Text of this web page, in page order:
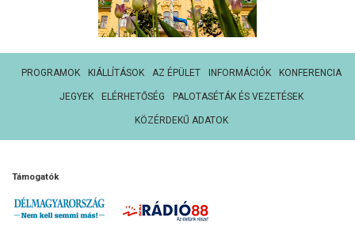
PROGRAMOK KIÁLLÍTÁSOK AZ ÉPÜLET INFORMÁCIÓK KONFERENCIA
JEGYEK ELÉRHETŐSÉG PALOTASÉTÁK ÉS VEZETÉSEK
KÖZÉRDEKŰ ADATOK
Támogatók